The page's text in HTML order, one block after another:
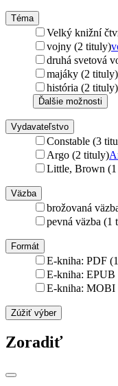
Téma
Velký knižní
vojny (2 tituly)
druhá svetová
majáky (2 tituly)
história (2 tituly)
Ďalšie možnosti
Vydavateľstvo
Constable (3
Argo (2 tituly)
Little, Brown
Väzba
brožovaná
pevná väzba (1
Formát
E-kniha: PDF
E-kniha: EPUB
E-kniha: MOBI
Zúžiť výber
Zoradiť